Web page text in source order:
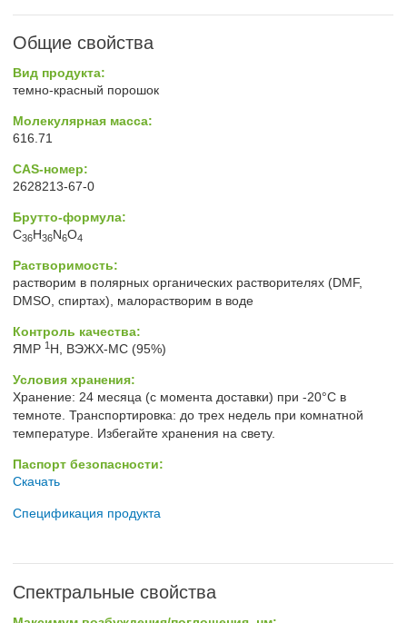
Общие свойства
Вид продукта:
темно-красный порошок
Молекулярная масса:
616.71
CAS-номер:
2628213-67-0
Брутто-формула:
C36H36N6O4
Растворимость:
растворим в полярных органических растворителях (DMF,
DMSO, спиртах), малорастворим в воде
Контроль качества:
ЯМР 1 H, ВЭЖХ-МС (95%)
Условия хранения:
Хранение: 24 месяца (с момента доставки) при -20°C в
темноте. Транспортировка: до трех недель при комнатной
температуре. Избегайте хранения на свету.
Паспорт безопасности:
Скачать
Спецификация продукта
Спектральные свойства